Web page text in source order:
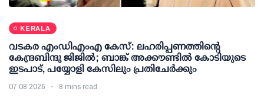
KERALA
വടകര എംഡിഎംഎ കേസ്: ലഹരിപ്പണത്തിന്റെ
കേന്ദ്രബിന്ദു ജിജില്‍; ബാങ്ക് അക്കൗണ്ടില്‍ കോടിയുടെ
ഇടപാട്, പയ്യോളി കേസിലും പ്രതിചേര്‍ക്കും
07 08 2026 8 mins read